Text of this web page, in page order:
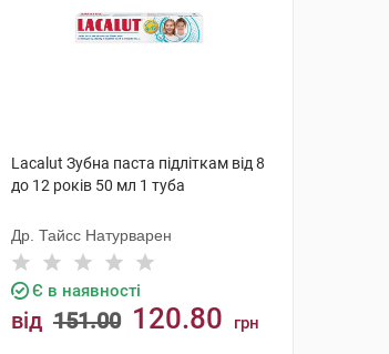
Lacalut Зубна паста підліткам від 8
до 12 років 50 мл 1 туба
Др. Тайсс Натурварен
Є в наявності
від 151.00 120.80 грн